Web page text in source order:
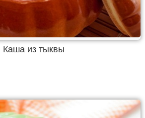
Каша из тыквы